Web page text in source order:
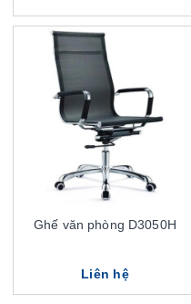
Ghế văn phòng D3050H
Liên hệ